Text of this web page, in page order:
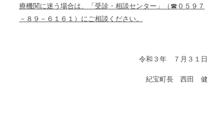
療機関に迷う場合は、「受診・相談センター」（☎０５９７
－８９－６１６１）にご相談ください。
令和３年 ７月３１日
紀宝町長 西田 健